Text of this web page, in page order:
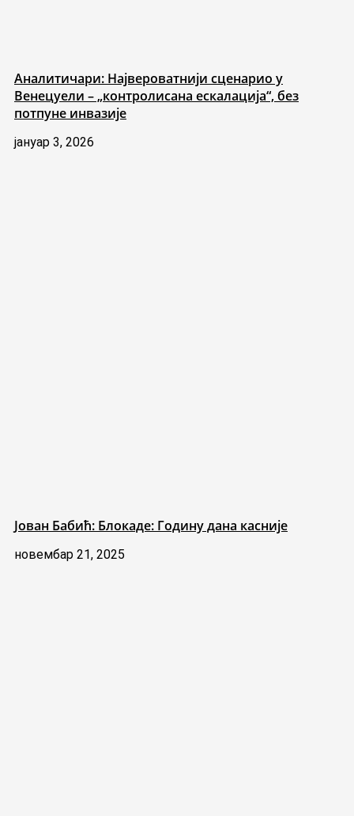
Аналитичари: Највероватнији сценарио у
Венецуели – „контролисана ескалација“, без
потпуне инвазије
јануар 3, 2026
Јован Бабић: Блокаде: Годину дана касније
новембар 21, 2025